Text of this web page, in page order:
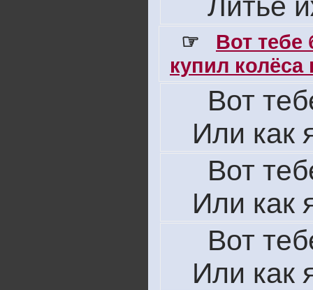
☞
Вот
купил колёса
Вот
Или как
Вот
Или как
Вот
Или как